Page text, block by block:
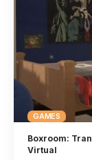
GAMES
Boxroom:
Virtual